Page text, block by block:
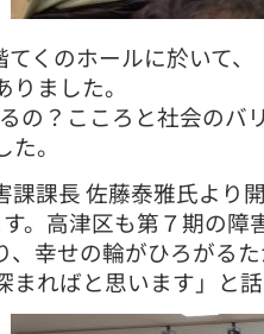
くのホールに於いて
ました。
の？こころと社会の
。
課長 佐藤泰雅氏より
。高津区も第７期の
幸せの輪がひろがる
ればと思います」と話